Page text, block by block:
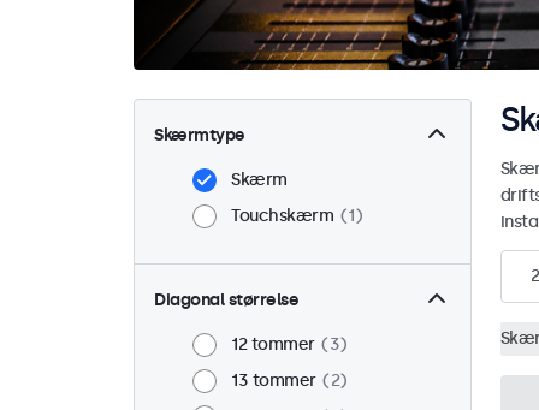
Skærmtype
Skærm
Touchskærm
1
Diagonal størrelse
12 tommer
3
13 tommer
2
2